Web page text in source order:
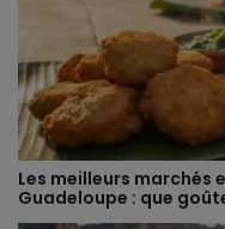
Les meilleurs marchés
Guadeloupe : que